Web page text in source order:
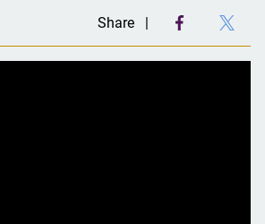
Share